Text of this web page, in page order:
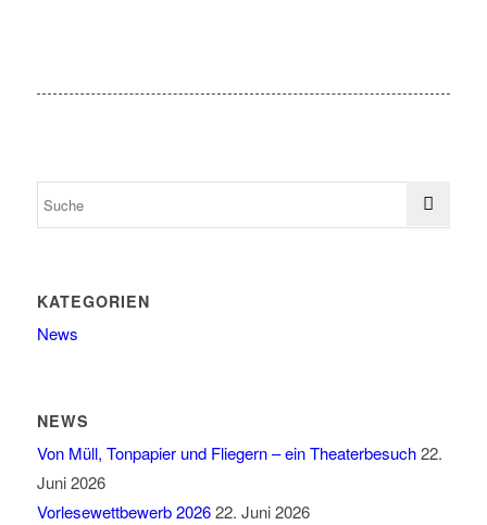
KATEGORIEN
News
NEWS
Von Müll, Tonpapier und Fliegern – ein Theaterbesuch 22.
Juni 2026
Vorlesewettbewerb 2026 22. Juni 2026